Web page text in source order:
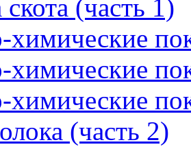
(часть 1)
(часть 2)